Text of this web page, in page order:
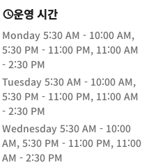
운영 시간
Monday 5:30 AM - 10:00 AM,
5:30 PM - 11:00 PM, 11:00 AM
- 2:30 PM
Tuesday 5:30 AM - 10:00 AM,
5:30 PM - 11:00 PM, 11:00 AM
- 2:30 PM
Wednesday 5:30 AM - 10:00
AM, 5:30 PM - 11:00 PM, 11:00
AM - 2:30 PM